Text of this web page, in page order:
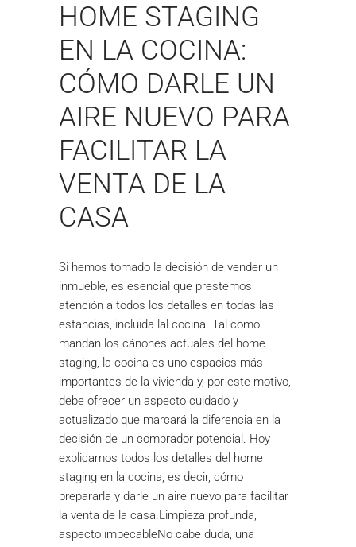
HOME STAGING
EN LA COCINA:
CÓMO DARLE UN
AIRE NUEVO PARA
FACILITAR LA
VENTA DE LA
CASA
Si hemos tomado la decisión de vender un
inmueble, es esencial que prestemos
atención a todos los detalles en todas las
estancias, incluida lal cocina. Tal como
mandan los cánones actuales del home
staging, la cocina es uno espacios más
importantes de la vivienda y, por este motivo,
debe ofrecer un aspecto cuidado y
actualizado que marcará la diferencia en la
decisión de un comprador potencial. Hoy
explicamos todos los detalles del home
staging en la cocina, es decir, cómo
prepararla y darle un aire nuevo para facilitar
la venta de la casa.Limpieza profunda,
aspecto impecableNo cabe duda, una